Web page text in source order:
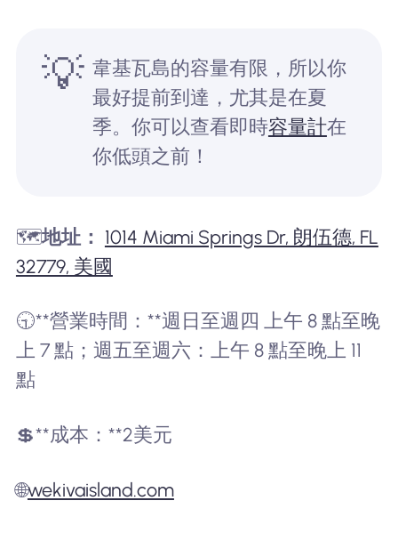
💡 韋基瓦島的容量有限，所以你
最好提前到達，尤其是在夏
季。你可以查看即時容量計在
你低頭之前！
🗺️地址： 1014 Miami Springs Dr, 朗伍德, FL
32779, 美國
🕤**營業時間：**週日至週四 上午 8 點至晚
上 7 點；週五至週六：上午 8 點至晚上 11
點
💲**成本：**2美元
🌐wekivaisland.com